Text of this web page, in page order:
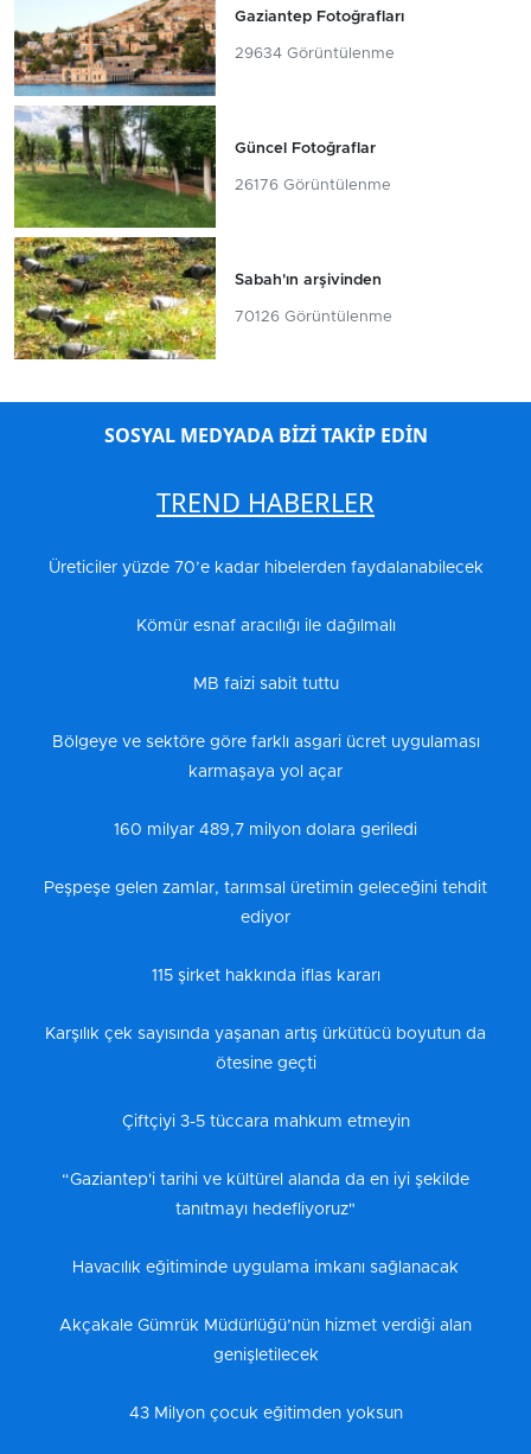
Gaziantep Fotoğrafları
29634 Görüntülenme
Güncel Fotoğraflar
26176 Görüntülenme
Sabah'ın arşivinden
70126 Görüntülenme
SOSYAL MEDYADA BİZİ TAKİP EDİN
TREND HABERLER
Üreticiler yüzde 70’e kadar hibelerden faydalanabilecek
Kömür esnaf aracılığı ile dağılmalı
MB faizi sabit tuttu
Bölgeye ve sektöre göre farklı asgari ücret uygulaması
karmaşaya yol açar
160 milyar 489,7 milyon dolara geriledi
Peşpeşe gelen zamlar, tarımsal üretimin geleceğini tehdit
ediyor
115 şirket hakkında iflas kararı
Karşılık çek sayısında yaşanan artış ürkütücü boyutun da
ötesine geçti
Çiftçiyi 3-5 tüccara mahkum etmeyin
“Gaziantep'i tarihi ve kültürel alanda da en iyi şekilde
tanıtmayı hedefliyoruz"
Havacılık eğitiminde uygulama imkanı sağlanacak
Akçakale Gümrük Müdürlüğü’nün hizmet verdiği alan
genişletilecek
43 Milyon çocuk eğitimden yoksun